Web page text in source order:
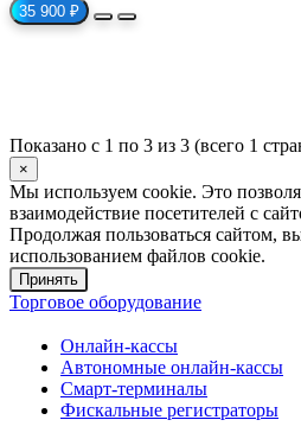
35 900 ₽
Показано с 1 по 3 из 3 (всего 1
×
Мы используем cookie. Это
взаимодействие посетителей с
Продолжая пользоваться сайтом,
использованием файлов cookie.
Принять
Торговое оборудование
Онлайн-кассы
Автономные онлайн-кассы
Смарт-терминалы
Фискальные регистраторы